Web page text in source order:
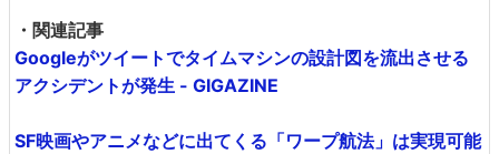
・関連記事
Googleがツイートでタイムマシンの設計図を流出させる
アクシデントが発生 - GIGAZINE
SF映画やアニメなどに出てくる「ワープ航法」は実現可能